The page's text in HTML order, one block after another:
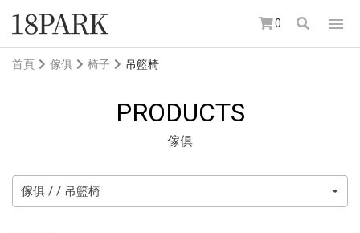
0
首頁 傢俱 椅子 吊籃椅
PRODUCTS
傢俱
傢俱 / / 吊籃椅